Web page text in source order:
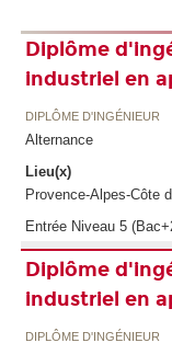
Diplôme
industriel en
DIPLÔME D'INGÉNIEUR
Alternance
Lieu(x)
Provence-Alpes-Côte
Entrée Niveau 5
Diplôme
industriel en
DIPLÔME D'INGÉNIEUR